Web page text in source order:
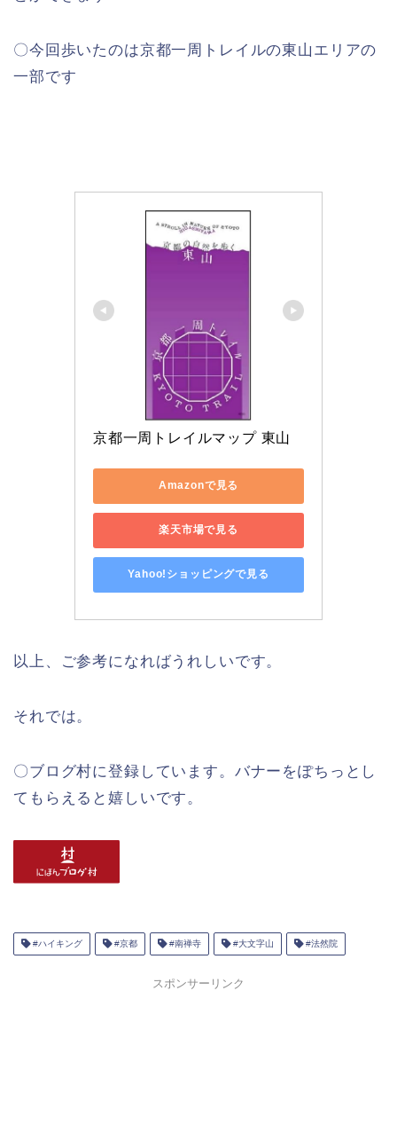
〇今回歩いたのは京都一周トレイルの東山エリアの
一部です
京都一周トレイルマップ 東山
Amazonで見る
楽天市場で見る
Yahoo!ショッピングで見る
以上、ご参考になればうれしいです。
それでは。
〇ブログ村に登録しています。バナーをぽちっとし
てもらえると嬉しいです。
#ハイキング #京都 #南禅寺 #大文字山 #法然院
スポンサーリンク